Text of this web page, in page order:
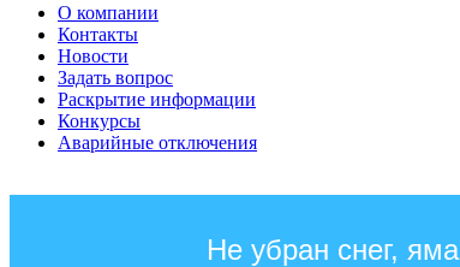
О компании
Контакты
Новости
Задать вопрос
Раскрытие информации
Конкурсы
Аварийные отключения
Не убран снег, яма